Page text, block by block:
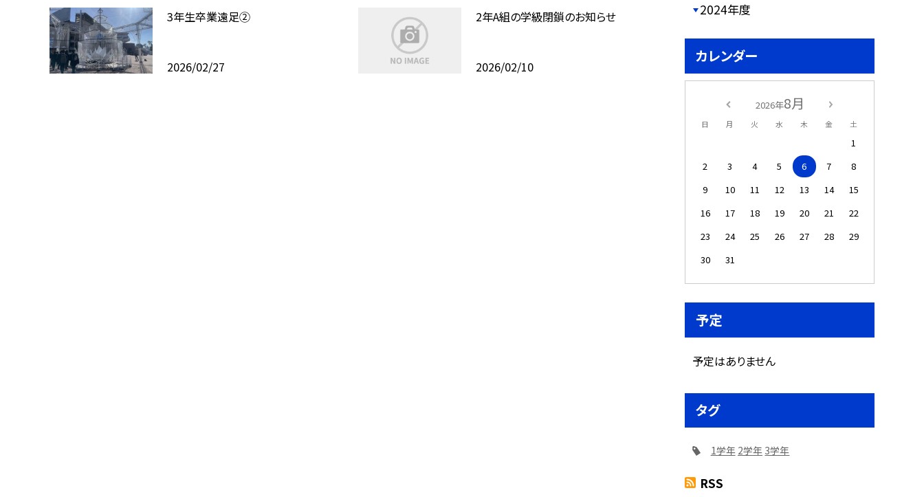
3年生卒業遠足②
2026/02/27
2年A組の学級閉鎖のお知らせ
2026/02/10
2024年度
カレンダー
2026年8月
日 月 火 水 木 金 土
1
2
3 4 5 6 7
8
9
10 11 12 13 14
15
16
17 18 19 20 21
22
23
24 25 26 27 28
29
30
31
予定
予定はありません
タグ
1学年 2学年 3学年
RSS